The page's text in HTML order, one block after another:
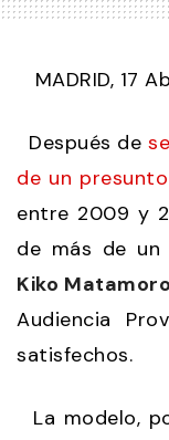
MADRID, 17
Después de
de un
entre 2009 y
de más de un
Kiko
Audiencia
satisfechos.
La modelo,